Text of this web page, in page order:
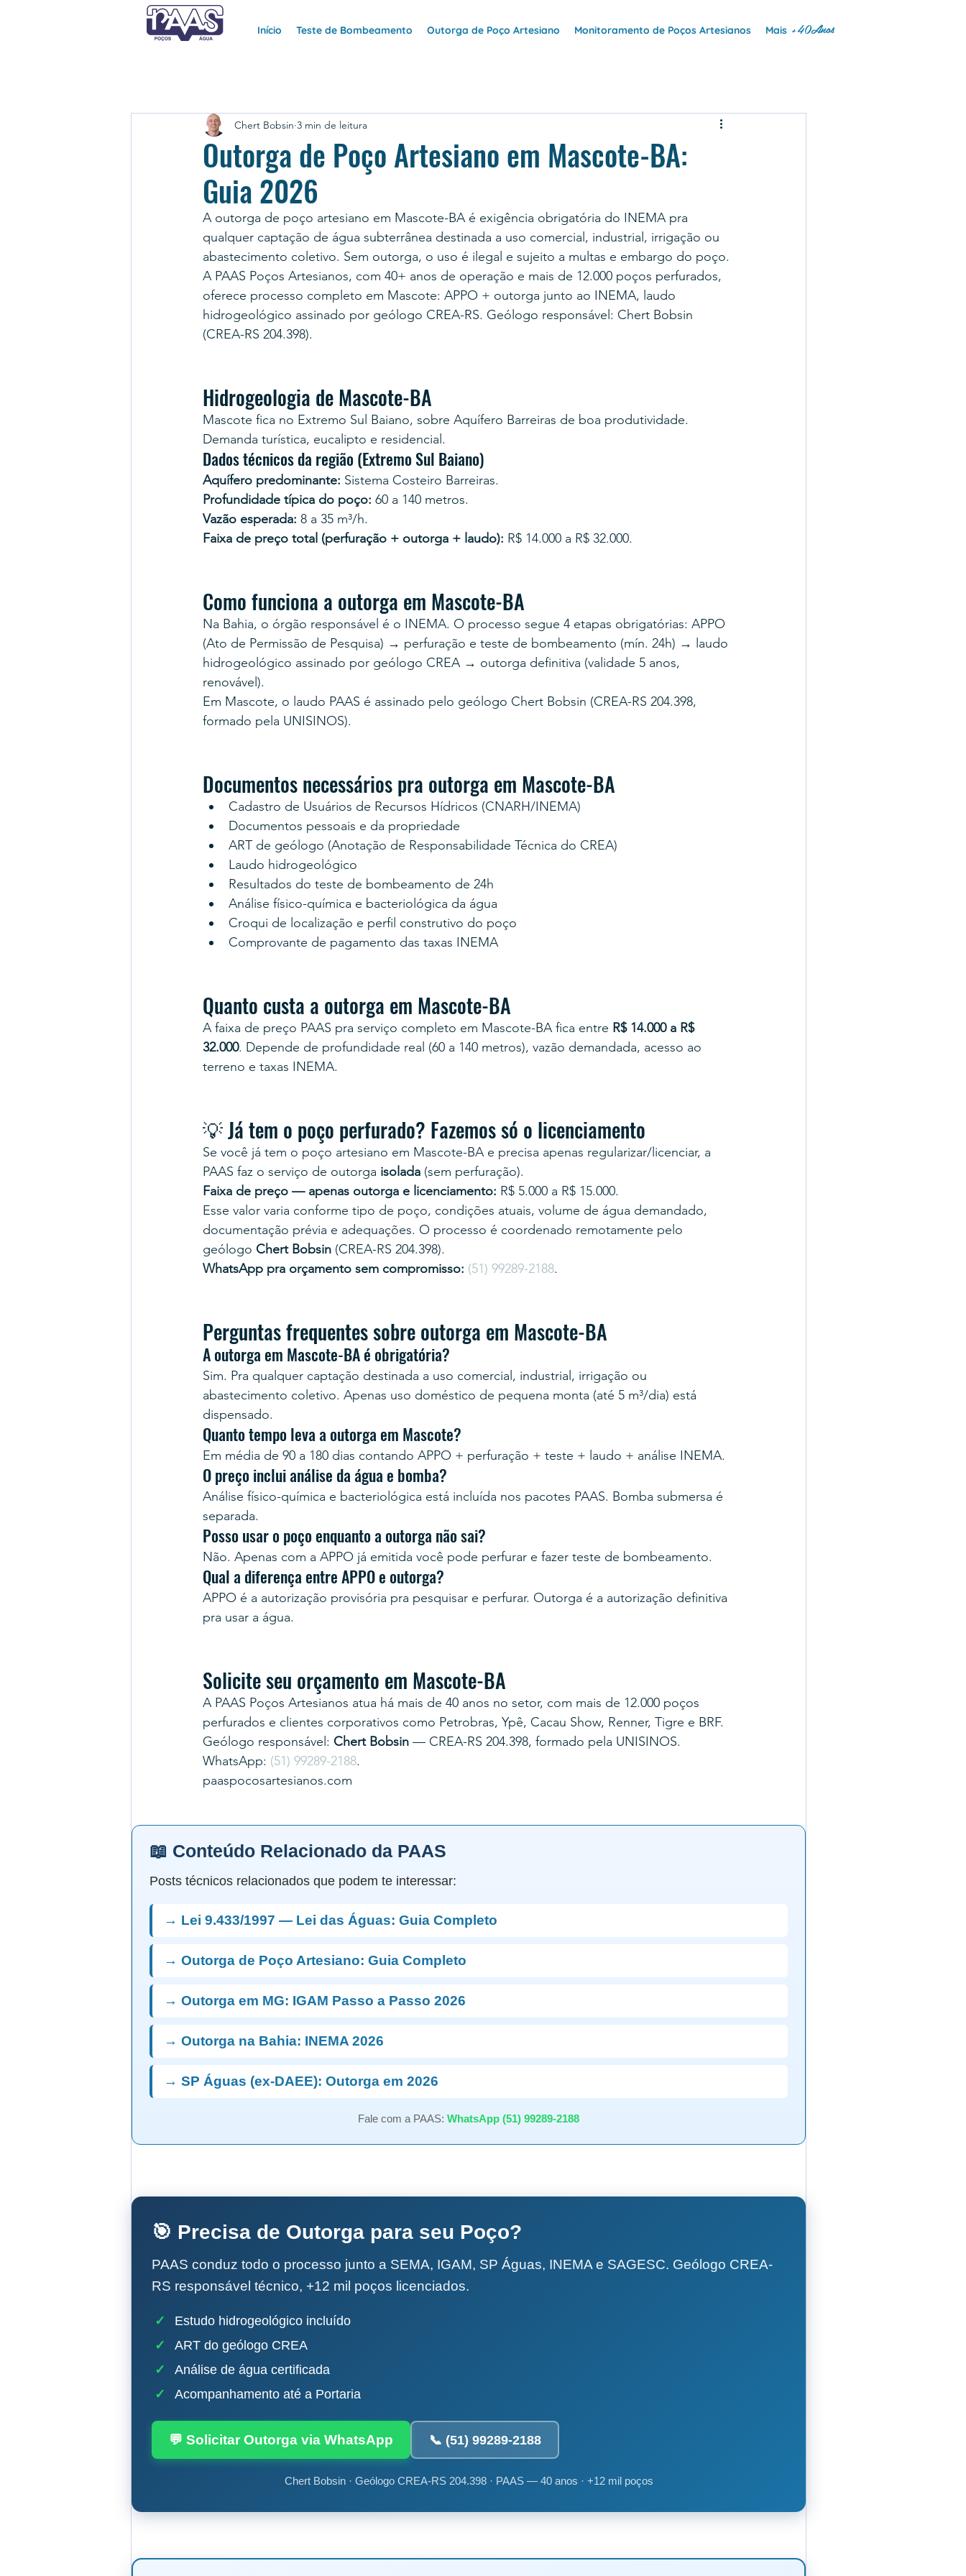
Início Teste de Bombeamento Outorga de Poço Artesiano Monitoramento de Poços Artesianos Mais +40Anos
Outorga de Poço Artesiano em Mascote-BA:
Guia 2026
Chert Bobsin 3 min de leitura
A outorga de poço artesiano em Mascote-BA é exigência obrigatória do INEMA pra
qualquer captação de água subterrânea destinada a uso comercial, industrial, irrigação ou
abastecimento coletivo. Sem outorga, o uso é ilegal e sujeito a multas e embargo do poço.
A PAAS Poços Artesianos, com 40+ anos de operação e mais de 12.000 poços perfurados,
oferece processo completo em Mascote: APPO + outorga junto ao INEMA, laudo
hidrogeológico assinado por geólogo CREA-RS. Geólogo responsável: Chert Bobsin
(CREA-RS 204.398).
Hidrogeologia de Mascote-BA
Mascote fica no Extremo Sul Baiano, sobre Aquífero Barreiras de boa produtividade.
Demanda turística, eucalipto e residencial.
Dados técnicos da região (Extremo Sul Baiano)
Aquífero predominante: Sistema Costeiro Barreiras.
Profundidade típica do poço: 60 a 140 metros.
Vazão esperada: 8 a 35 m³/h.
Faixa de preço total (perfuração + outorga + laudo): R$ 14.000 a R$ 32.000.
Como funciona a outorga em Mascote-BA
Na Bahia, o órgão responsável é o INEMA. O processo segue 4 etapas obrigatórias: APPO
(Ato de Permissão de Pesquisa) → perfuração e teste de bombeamento (mín. 24h) → laudo
hidrogeológico assinado por geólogo CREA → outorga definitiva (validade 5 anos,
renovável).
Em Mascote, o laudo PAAS é assinado pelo geólogo Chert Bobsin (CREA-RS 204.398,
formado pela UNISINOS).
Documentos necessários pra outorga em Mascote-BA
Cadastro de Usuários de Recursos Hídricos (CNARH/INEMA)
Documentos pessoais e da propriedade
ART de geólogo (Anotação de Responsabilidade Técnica do CREA)
Laudo hidrogeológico
Resultados do teste de bombeamento de 24h
Análise físico-química e bacteriológica da água
Croqui de localização e perfil construtivo do poço
Comprovante de pagamento das taxas INEMA
Quanto custa a outorga em Mascote-BA
A faixa de preço PAAS pra serviço completo em Mascote-BA fica entre R$ 14.000 a R$
32.000. Depende de profundidade real (60 a 140 metros), vazão demandada, acesso ao
terreno e taxas INEMA.
💡 Já tem o poço perfurado? Fazemos só o licenciamento
Se você já tem o poço artesiano em Mascote-BA e precisa apenas regularizar/licenciar, a
PAAS faz o serviço de outorga isolada (sem perfuração).
Faixa de preço — apenas outorga e licenciamento: R$ 5.000 a R$ 15.000.
Esse valor varia conforme tipo de poço, condições atuais, volume de água demandado,
documentação prévia e adequações. O processo é coordenado remotamente pelo
geólogo Chert Bobsin (CREA-RS 204.398).
WhatsApp pra orçamento sem compromisso: (51) 99289-2188.
Perguntas frequentes sobre outorga em Mascote-BA
A outorga em Mascote-BA é obrigatória?
Sim. Pra qualquer captação destinada a uso comercial, industrial, irrigação ou
abastecimento coletivo. Apenas uso doméstico de pequena monta (até 5 m³/dia) está
dispensado.
Quanto tempo leva a outorga em Mascote?
Em média de 90 a 180 dias contando APPO + perfuração + teste + laudo + análise INEMA.
O preço inclui análise da água e bomba?
Análise físico-química e bacteriológica está incluída nos pacotes PAAS. Bomba submersa é
separada.
Posso usar o poço enquanto a outorga não sai?
Não. Apenas com a APPO já emitida você pode perfurar e fazer teste de bombeamento.
Qual a diferença entre APPO e outorga?
APPO é a autorização provisória pra pesquisar e perfurar. Outorga é a autorização definitiva
pra usar a água.
Solicite seu orçamento em Mascote-BA
A PAAS Poços Artesianos atua há mais de 40 anos no setor, com mais de 12.000 poços
perfurados e clientes corporativos como Petrobras, Ypê, Cacau Show, Renner, Tigre e BRF.
Geólogo responsável: Chert Bobsin — CREA-RS 204.398, formado pela UNISINOS.
WhatsApp: (51) 99289-2188.
paaspocosartesianos.com
📖 Conteúdo Relacionado da PAAS
Posts técnicos relacionados que podem te interessar:
→ Lei 9.433/1997 — Lei das Águas: Guia Completo
→ Outorga de Poço Artesiano: Guia Completo
→ Outorga em MG: IGAM Passo a Passo 2026
→ Outorga na Bahia: INEMA 2026
→ SP Águas (ex-DAEE): Outorga em 2026
Fale com a PAAS: WhatsApp (51) 99289-2188
🎯 Precisa de Outorga para seu Poço?
PAAS conduz todo o processo junto a SEMA, IGAM, SP Águas, INEMA e SAGESC. Geólogo CREA-
RS responsável técnico, +12 mil poços licenciados.
✓
Estudo hidrogeológico incluído
✓
ART do geólogo CREA
✓
Análise de água certificada
✓
Acompanhamento até a Portaria
💬 Solicitar Outorga via WhatsApp 📞 (51) 99289-2188
Chert Bobsin · Geólogo CREA-RS 204.398 · PAAS — 40 anos · +12 mil poços